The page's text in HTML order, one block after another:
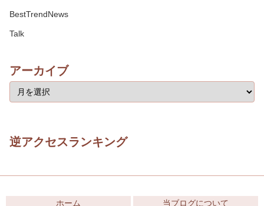
BestTrendNews
Talk
アーカイブ
逆アクセスランキング
ホーム 当ブログについて